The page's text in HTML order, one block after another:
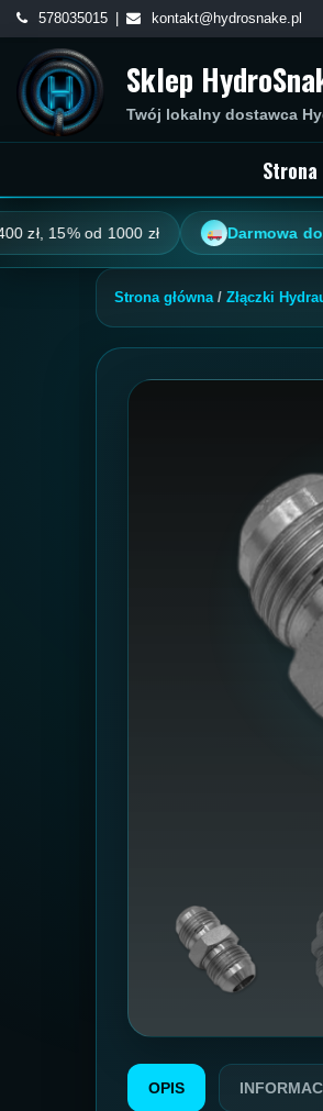
Skip
content
578035015 kontakt@hydrosnake.pl
Sklep
Twój lokalny dostawca
Strona
od 1000 zł Darmowa
Strona główna/ Złączki
OPIS